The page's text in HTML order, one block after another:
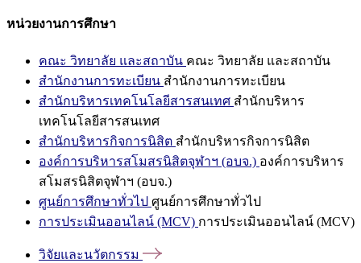
หน่วยงานการศึกษา
คณะ วิทยาลัย และสถาบัน คณะ วิทยาลัย และสถาบัน
สำนักงานการทะเบียน สำนักงานการทะเบียน
สำนักบริหารเทคโนโลยีสารสนเทศ สำนักบริหาร
เทคโนโลยีสารสนเทศ
สำนักบริหารกิจการนิสิต สำนักบริหารกิจการนิสิต
องค์การบริหารสโมสรนิสิตจุฬาฯ (อบจ.) องค์การบริหาร
สโมสรนิสิตจุฬาฯ (อบจ.)
ศูนย์การศึกษาทั่วไป ศูนย์การศึกษาทั่วไป
การประเมินออนไลน์ (MCV) การประเมินออนไลน์ (MCV)
วิจัยและนวัตกรรม